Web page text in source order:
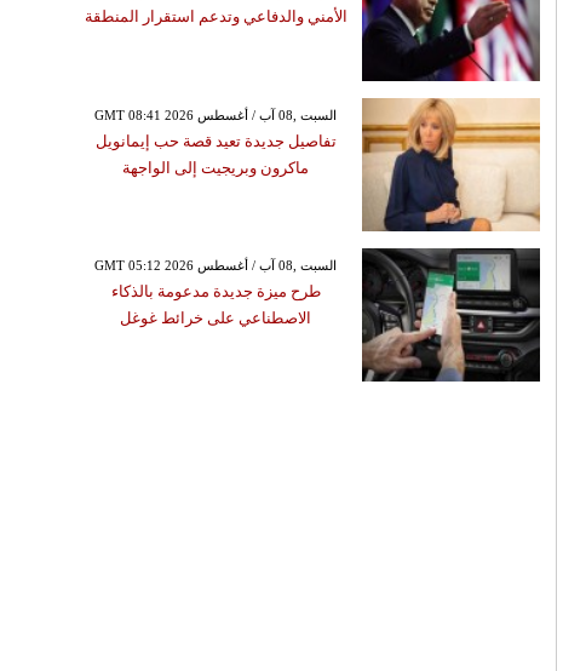
الأمني والدفاعي وتدعم استقرار المنطقة
GMT 08:41 2026 السبت ,08 آب / أغسطس
تفاصيل جديدة تعيد قصة حب إيمانويل
ماكرون وبريجيت إلى الواجهة
GMT 05:12 2026 السبت ,08 آب / أغسطس
طرح ميزة جديدة مدعومة بالذكاء
الاصطناعي على خرائط غوغل